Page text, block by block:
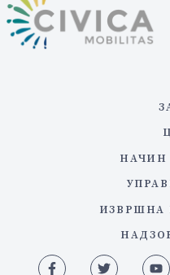
НАЧИН
ИЗВРШНА